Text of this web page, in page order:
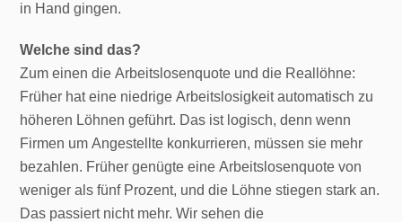
in Hand gingen.
Welche sind das?
Zum einen die Arbeitslosenquote und die Reallöhne:
Früher hat eine niedrige Arbeitslosigkeit automatisch zu
höheren Löhnen geführt. Das ist logisch, denn wenn
Firmen um Angestellte konkurrieren, müssen sie mehr
bezahlen. Früher genügte eine Arbeitslosenquote von
weniger als fünf Prozent, und die Löhne stiegen stark an.
Das passiert nicht mehr. Wir sehen die